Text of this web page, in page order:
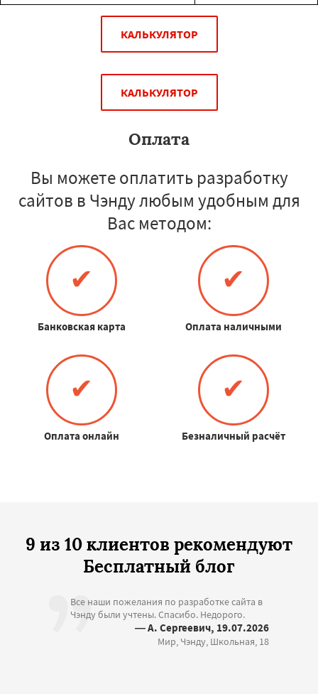
КАЛЬКУЛЯТОР
КАЛЬКУЛЯТОР
Оплата
Вы можете оплатить разработку
сайтов в Чэнду любым удобным для
Вас методом:
✔
Банковская карта
✔
Оплата наличными
✔
Оплата онлайн
✔
Безналичный расчёт
9 из 10 клиентов рекомендуют
Бесплатный блог
Все наши пожелания по разработке сайта в
Чэнду были учтены. Спасибо. Недорого.
— А. Сергеевич, 19.07.2026
Мир, Чэнду, Школьная, 18